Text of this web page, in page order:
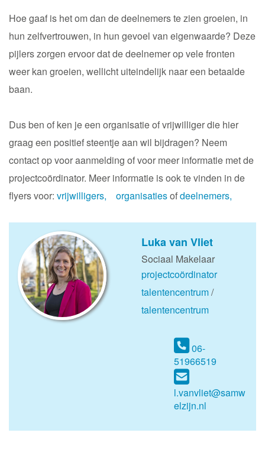
Hoe gaaf is het om dan de deelnemers te zien groeien, in
hun zelfvertrouwen, in hun gevoel van eigenwaarde? Deze
pijlers zorgen ervoor dat de deelnemer op vele fronten
weer kan groeien, wellicht uiteindelijk naar een betaalde
baan.
Dus ben of ken je een organisatie of vrijwilliger die hier
graag een positief steentje aan wil bijdragen? Neem
contact op voor aanmelding of voor meer informatie met de
projectcoördinator. Meer informatie is ook te vinden in de
flyers voor: vrijwilligers, organisatiesofdeelnemers,
Luka van Vliet
Sociaal Makelaar
projectcoördinator
talentencentrum/
talentencentrum
06-
51966519
l.vanvliet@samw
elzijn.nl